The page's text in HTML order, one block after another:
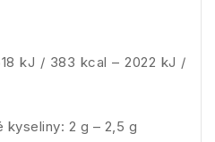
kJ / 383 kcal – 2022 kJ /
kyseliny: 2 g – 2,5 g